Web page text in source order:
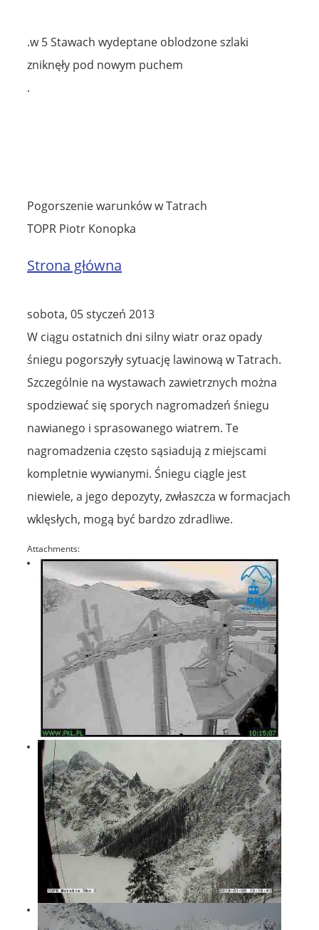
.w 5 Stawach wydeptane oblodzone szlaki
zniknęły pod nowym puchem
.
Pogorszenie warunków w Tatrach
TOPR Piotr Konopka
Strona główna
sobota, 05 styczeń 2013
W ciągu ostatnich dni silny wiatr oraz opady
śniegu pogorszyły sytuację lawinową w Tatrach.
Szczególnie na wystawach zawietrznych można
spodziewać się sporych nagromadzeń śniegu
nawianego i sprasowanego wiatrem. Te
nagromadzenia często sąsiadują z miejscami
kompletnie wywianymi. Śniegu ciągle jest
niewiele, a jego depozyty, zwłaszcza w formacjach
wklęsłych, mogą być bardzo zdradliwe.
Attachments: